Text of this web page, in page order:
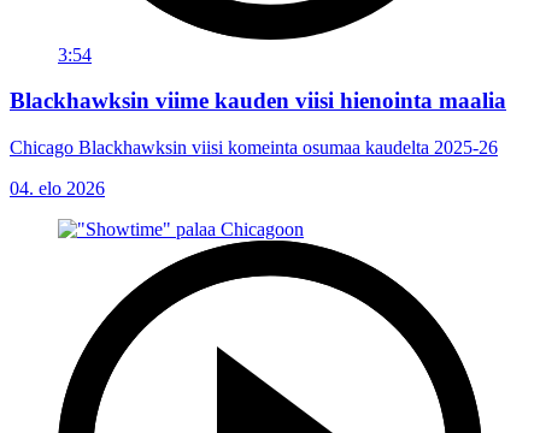
3:54
Blackhawksin viime kauden viisi hienointa maalia
Chicago Blackhawksin viisi komeinta osumaa kaudelta 2025-26
04. elo 2026